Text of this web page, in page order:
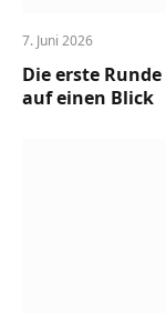
7. Juni 2026
Die erste
auf einen Blick